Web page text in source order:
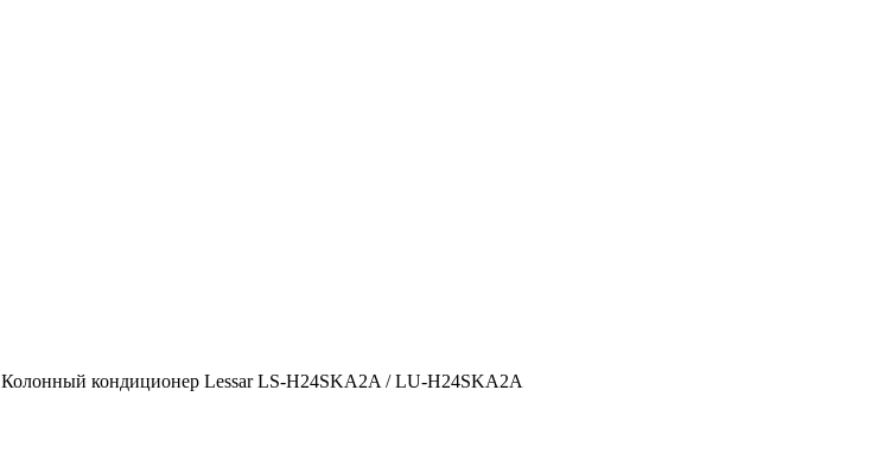
Колонный кондиционер Lessar LS-H24SKA2A / LU-H24SKA2A